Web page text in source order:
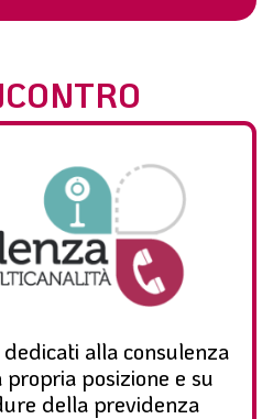
alla consulenza
posizione e su
della previdenza